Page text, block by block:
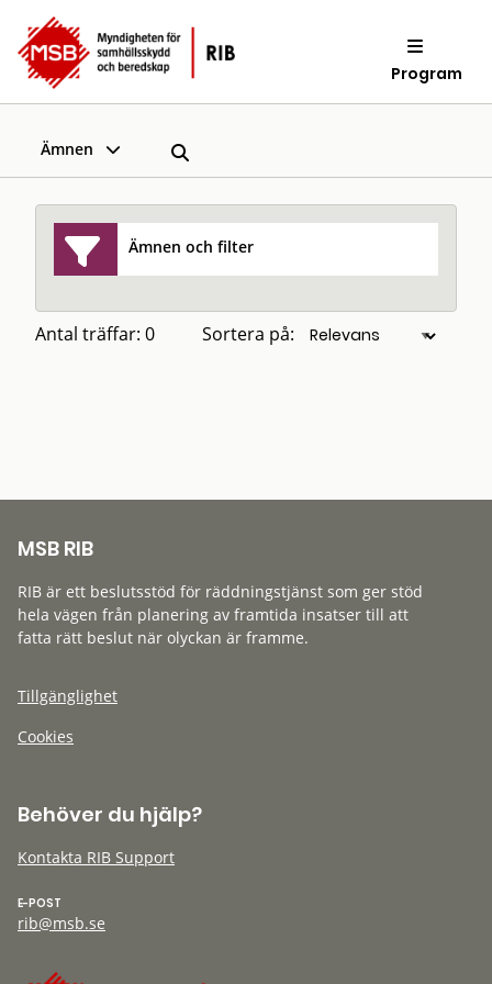
Program
Ämnen
Ämnen och filter
Antal träffar: 0 Sortera på:
MSB RIB
RIB är ett beslutsstöd för räddningstjänst som ger stöd
hela vägen från planering av framtida insatser till att
fatta rätt beslut när olyckan är framme.
Tillgänglighet
Cookies
Behöver du hjälp?
Kontakta RIB Support
E-POST
rib@msb.se